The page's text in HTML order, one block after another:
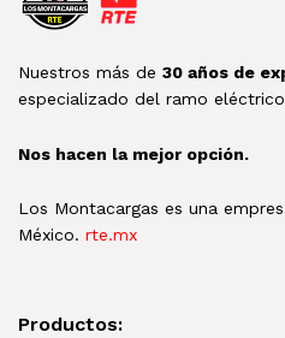
Nuestros más de 30 años de
especializado del ramo
Nos hacen la mejor opción.
Los Montacargas es una
México. rte.mx
Productos: